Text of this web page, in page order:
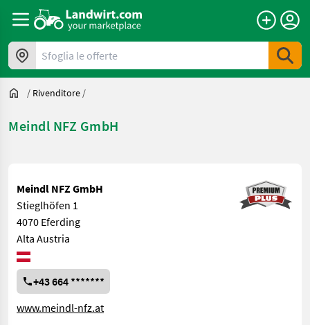
Sfoglia le offerte
/ Rivenditore /
Meindl NFZ GmbH
Meindl NFZ GmbH
Stieglhöfen 1
4070 Eferding
Alta Austria
+43 664 *******
www.meindl-nfz.at